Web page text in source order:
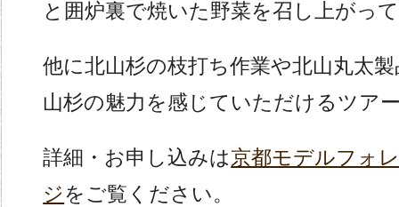
と囲炉裏で焼いた野菜を召し上がっ
他に北山杉の枝打ち作業や北山丸太
山杉の魅力を感じていただけるツア
詳細・お申し込みは京都モデルフォ
ジをご覧ください。